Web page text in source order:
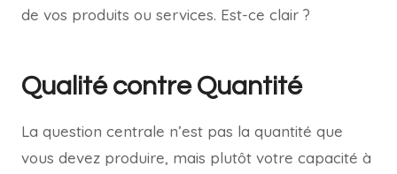
de vos produits ou services. Est-ce clair ?
Qualité contre Quantité
La question centrale n’est pas la quantité que
vous devez produire, mais plutôt votre capacité à